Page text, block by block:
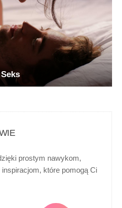
Seks
prostym nawykom,
które pomogą Ci